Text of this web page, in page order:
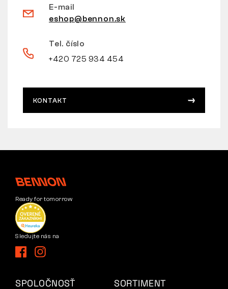
E-mail
eshop@bennon.sk
Tel. číslo
+420 725 934 454
KONTAKT
Ready for tomorrow
Sledujte nás na
SPOLOČNOSŤ SORTIMENT